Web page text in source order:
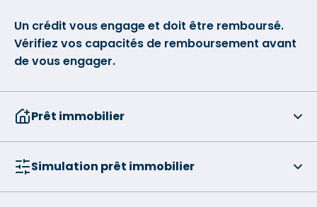
Un crédit vous engage et doit être remboursé.
Vérifiez vos capacités de remboursement avant
de vous engager.
Prêt immobilier
Simulation prêt immobilier